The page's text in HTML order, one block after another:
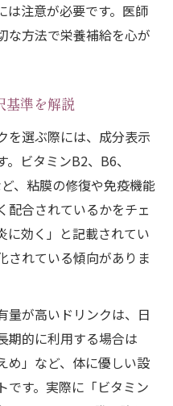
は注意が必要です。医師
な方法で栄養補給を心が
基準を解説
を選ぶ際には、成分表示
ビタミンB2、B6、
、粘膜の修復や免疫機能
配合されているかをチェ
に効く」と記載されてい
されている傾向がありま
量が高いドリンクは、日
期的に利用する場合は
め」など、体に優しい設
です。実際に「ビタミン